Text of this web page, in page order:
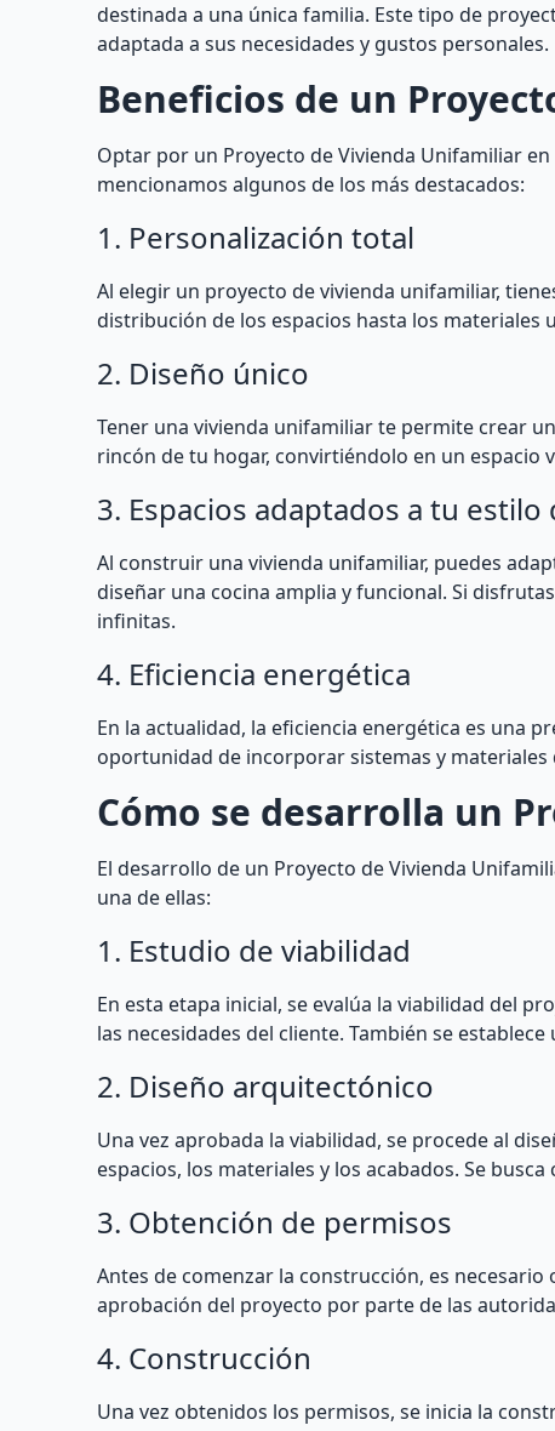
destinada a una única familia. Este tipo de
adaptada a sus necesidades y gustos personales.
Beneficios de un
Optar por un Proyecto de Vivienda Unifamiliar
mencionamos algunos de los más destacados:
1. Personalización total
Al elegir un proyecto de vivienda unifamiliar,
distribución de los espacios hasta los materiales
2. Diseño único
Tener una vivienda unifamiliar te permite crear
rincón de tu hogar, convirtiéndolo en un espacio
3. Espacios adaptados a tu estilo
Al construir una vivienda unifamiliar, puedes
diseñar una cocina amplia y funcional. Si
infinitas.
4. Eficiencia energética
En la actualidad, la eficiencia energética es una
oportunidad de incorporar sistemas y
Cómo se desarrolla un
El desarrollo de un Proyecto de Vivienda
una de ellas:
1. Estudio de viabilidad
En esta etapa inicial, se evalúa la viabilidad del
las necesidades del cliente. También se
2. Diseño arquitectónico
Una vez aprobada la viabilidad, se procede al
espacios, los materiales y los acabados. Se
3. Obtención de permisos
Antes de comenzar la construcción, es
aprobación del proyecto por parte de las
4. Construcción
Una vez obtenidos los permisos, se inicia la